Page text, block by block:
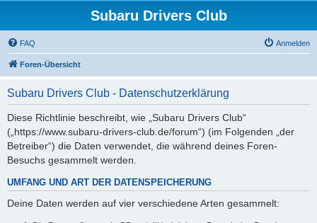
Subaru Drivers Club
FAQ Anmelden
Foren-Übersicht
Subaru Drivers Club - Datenschutzerklärung
Diese Richtlinie beschreibt, wie „Subaru Drivers Club“
(„https://www.subaru-drivers-club.de/forum“) (im Folgenden „der
Betreiber“) die Daten verwendet, die während deines Foren-
Besuchs gesammelt werden.
UMFANG UND ART DER DATENSPEICHERUNG
Deine Daten werden auf vier verschiedene Arten gesammelt: